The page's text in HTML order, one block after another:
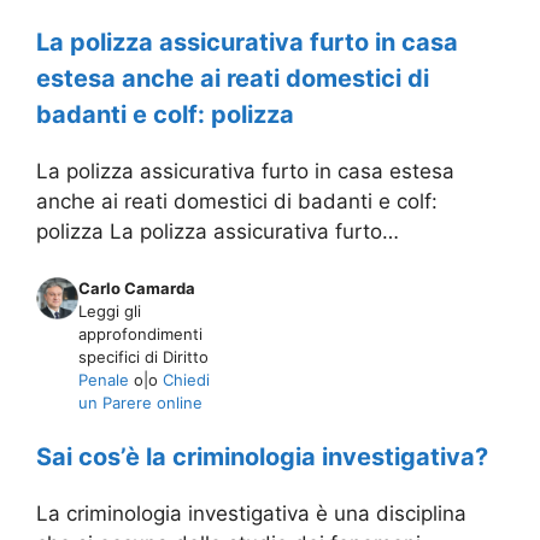
La polizza assicurativa furto in casa
estesa anche ai reati domestici di
badanti e colf: polizza
La polizza assicurativa furto in casa estesa
anche ai reati domestici di badanti e colf:
polizza La polizza assicurativa furto…
Carlo Camarda
Leggi gli
approfondimenti
specifici di Diritto
Penale o|o Chiedi
un Parere online
Sai cos’è la criminologia investigativa?
La criminologia investigativa è una disciplina